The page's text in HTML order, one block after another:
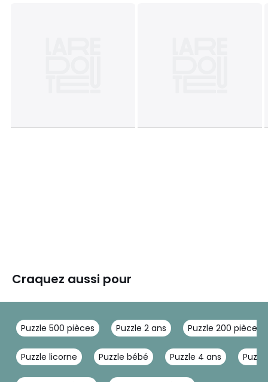
Craquez aussi pour
Puzzle 500 pièces Puzzle 2 ans Puzzle 200 pièces
Puzzle licorne Puzzle bébé Puzzle 4 ans